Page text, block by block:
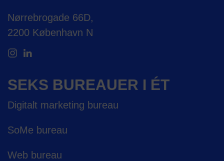
Nørrebrogade 66D,
2200 København N
SEKS BUREAUER I ÉT
Digitalt marketing bureau
SoMe bureau
Web bureau